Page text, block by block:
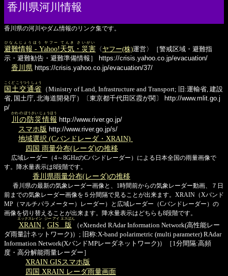
香川県河川情報
香川県の河川やダム情報のリンク集です。
避難情報 - Yahoo!天気・災害
ひなんじょうほう ヤフー てんき さいがい
〈 ヤフー(株)運営〉［警戒区域・避難指
示・避難勧告・避難準備情報］
https://crisis.yahoo.co.jp/evacuation/
香川県 https://crisis.yahoo.co.jp/evacuation/37/
国土交通省
こくど こうつう しょう
（Ministry of Land, Infrastructure and Transport; 旧:運輸省, 建設
省, 国土庁, 北海道開発庁）〔東京都千代田区霞が関〕
http://www.mlit.go.j
p/
川の防災情報
かわ の ぼうさい じょうほう
http://www.river.go.jp/
スマホ版 http://www.river.go.jp/s/
地域選択 (Cバンドレーダ・XRAIN)
四国 雨量分布(レーダ)の推移
広域レーダー（4～8GHzのCバンドレーダー）による日本全国の雨量画像で
す。降水量表示は8段階です。
香川県雨量分布(レーダ)の推移
香川県の最新の気象レーダー画像と、1時間前からの気象レーダー動画、７日
前までの気象レーダー画像を５分間隔で見ることが出来ます。XRAIN（Xバンド
MP（マルチパラメーター）レーダー）と広域レーダー（Cバンドレーダー）の
画像を切り替えることが出来ます。降水量表示はどちらも8段階です。
XRAIN
エックスレイン
GIS版
ジー アイ エスばん
（eXtended RAdar Information Network(高性能レー
ダ雨量計ネットワーク)）; 旧称:X-band polarimetric (multi parameter) RAdar
Information Network(XバンドMPレーダネットワーク)）［1分間隔:高頻
度・高分解能雨量レーダー］
XRAIN GISスマホ版
四国 XRAIN レーダ雨量画面